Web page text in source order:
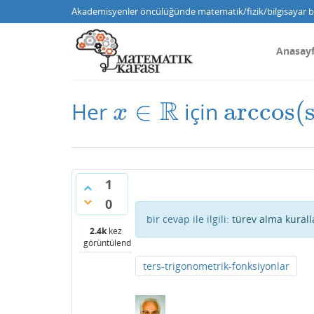
Akademisyenler öncülüğünde matematik/fizik/bilgisayar
Her x ∈ R
x∈R için arccos(
arccos(
1
0
2.4kkez
görüntülendi
bir cevap ile ilgili: türev alma
ters-trigonometrik-fonksiyonlar